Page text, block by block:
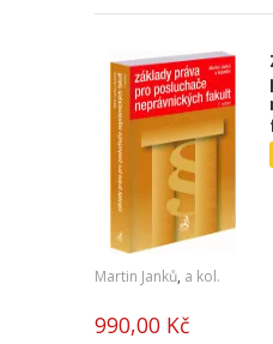
Martin Janků, a kol.
990,00 Kč